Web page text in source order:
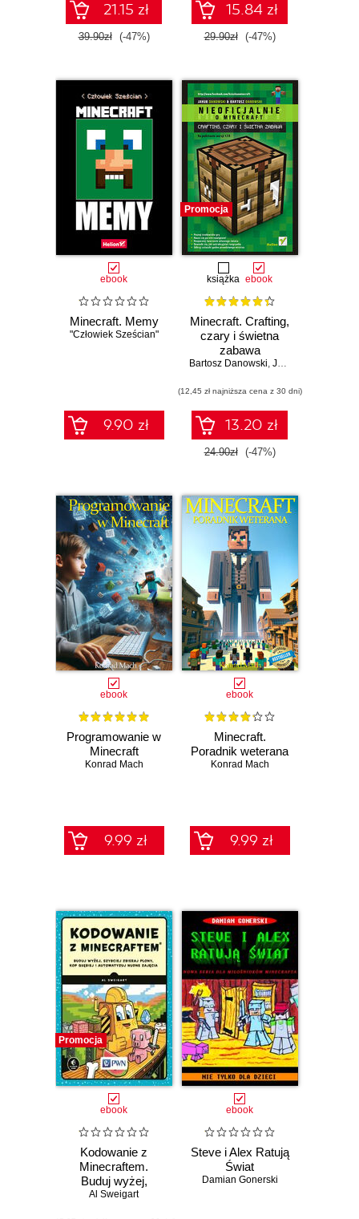
21.15 zł
39.90zł (-47%)
15.84 zł
29.90zł (-47%)
ebook
Minecraft. Memy
"Człowiek Sześcian"
9.90 zł
Promocja
książka ebook
Minecraft. Crafting,
czary i świetna
zabawa
Bartosz Danowski, Jakub Danowski
(12,45 zł najniższa cena z 30 dni)
13.20 zł
24.90zł (-47%)
ebook
Programowanie w
Minecraft
Konrad Mach
9.99 zł
ebook
Minecraft.
Poradnik weterana
Konrad Mach
9.99 zł
Promocja
ebook
Kodowanie z
Minecraftem.
Buduj wyżej,
szybciej zbieraj
Al Sweigart
ebook
Steve i Alex Ratują
Świat
Damian Gonerski